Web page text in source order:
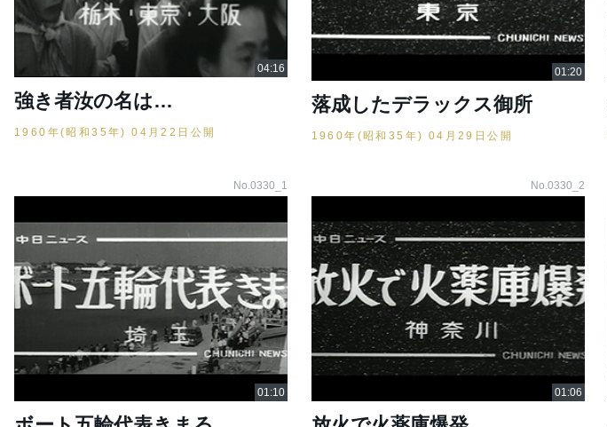
強き者汝の名は…
1960年(昭和35年) 04月22日公開
落成したデラックス御所
1960年(昭和35年) 04月29日公開
No.0330_1 No.0330_2